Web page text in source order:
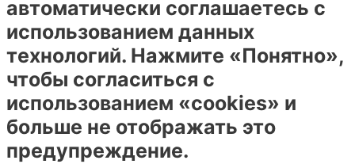
автоматически соглашаетесь с
использованием данных
технологий. Нажмите «Понятно»,
чтобы согласиться с
использованием «cookies» и
больше не отображать это
предупреждение.